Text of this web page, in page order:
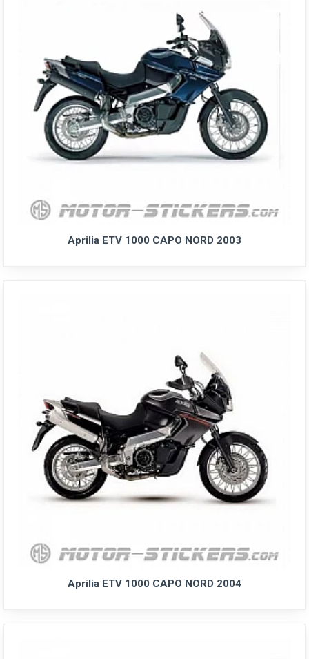
Aprilia ETV 1000 CAPO NORD 2003
Aprilia ETV 1000 CAPO NORD 2004